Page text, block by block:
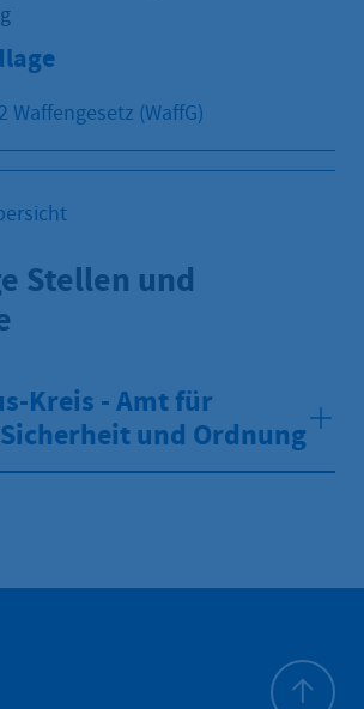
Waffengesetz (WaffG)
Stellen und
Kreis - Amt für
und Ordnung